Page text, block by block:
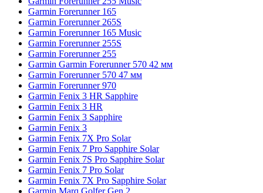
Garmin Forerunner 165
Garmin Forerunner 265S
Garmin Forerunner 165 Music
Garmin Forerunner 255S
Garmin Forerunner 255
Garmin Garmin Forerunner 570 42 мм
Garmin Forerunner 570 47 мм
Garmin Forerunner 970
Garmin Fenix 3 HR Sapphire
Garmin Fenix 3 HR
Garmin Fenix 3 Sapphire
Garmin Fenix 3
Garmin Fenix 7X Pro Solar
Garmin Fenix 7 Pro Sapphire Solar
Garmin Fenix 7S Pro Sapphire Solar
Garmin Fenix 7 Pro Solar
Garmin Fenix 7X Pro Sapphire Solar
Garmin Marq Golfer Gen 2